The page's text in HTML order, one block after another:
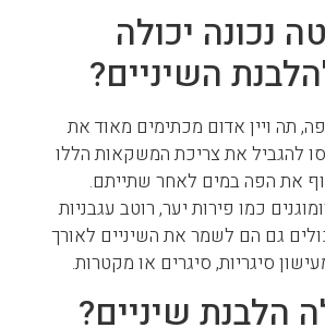
נכונה יכולה
השיניים?
תה ויין אדום מכתימים מאוד את
להגביל את צריכת המשקאות הללו
את הפה במים לאחר שתייתם.
כמו פירות יער, רוטב עגבניות
גם הם לשמר את השיניים לאורך
סיגריות, סיגרים או מקטרות.
הלבנת שיניים?